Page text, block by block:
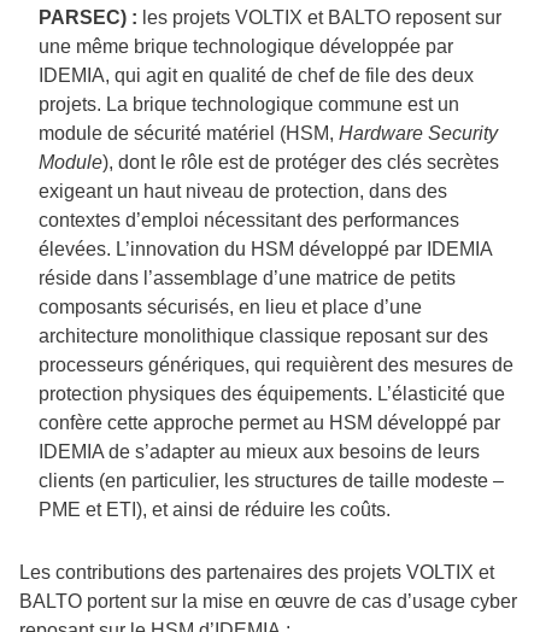
PARSEC) : les projets VOLTIX et BALTO reposent sur
une même brique technologique développée par
IDEMIA, qui agit en qualité de chef de file des deux
projets. La brique technologique commune est un
module de sécurité matériel (HSM, Hardware Security
Module), dont le rôle est de protéger des clés secrètes
exigeant un haut niveau de protection, dans des
contextes d’emploi nécessitant des performances
élevées. L’innovation du HSM développé par IDEMIA
réside dans l’assemblage d’une matrice de petits
composants sécurisés, en lieu et place d’une
architecture monolithique classique reposant sur des
processeurs génériques, qui requièrent des mesures de
protection physiques des équipements. L’élasticité que
confère cette approche permet au HSM développé par
IDEMIA de s’adapter au mieux aux besoins de leurs
clients (en particulier, les structures de taille modeste –
PME et ETI), et ainsi de réduire les coûts.
Les contributions des partenaires des projets VOLTIX et
BALTO portent sur la mise en œuvre de cas d’usage cyber